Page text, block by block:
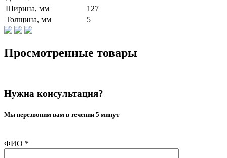
Ширина, мм
127
Толщина, мм
5
Просмотренные товары
Нужна консультация?
Мы перезвоним вам в течении 5 минут
ФИО *